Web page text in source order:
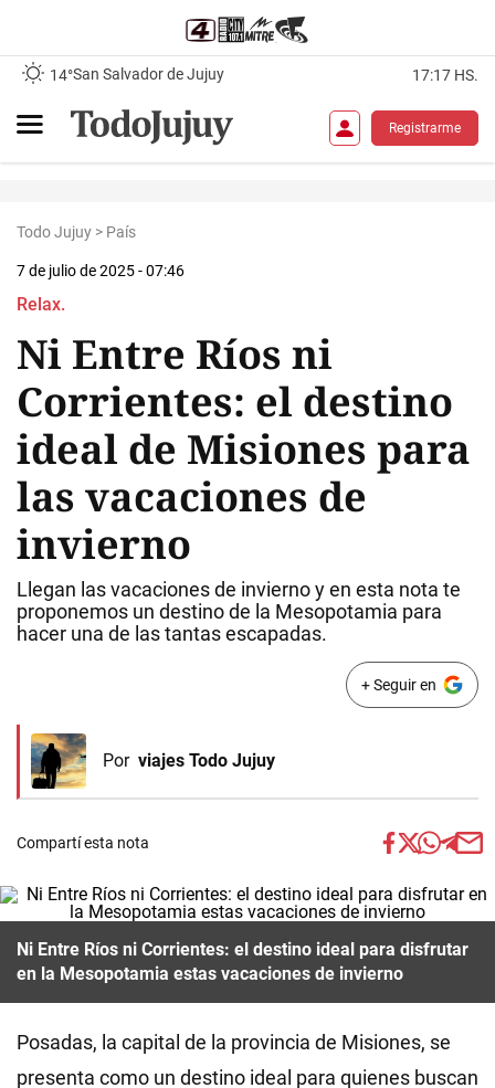
14°San Salvador de Jujuy 17:17 HS.
Registrarme
Todo Jujuy > País
7 de julio de 2025 - 07:46
Relax.
Ni Entre Ríos ni
Corrientes: el destino
ideal de Misiones para
las vacaciones de
invierno
Llegan las vacaciones de invierno y en esta nota te
proponemos un destino de la Mesopotamia para
hacer una de las tantas escapadas.
+ Seguir en
Por viajes Todo Jujuy
Compartí esta nota
Ni Entre Ríos ni Corrientes: el destino ideal para disfrutar
en la Mesopotamia estas vacaciones de invierno
Posadas, la capital de la provincia de Misiones, se
presenta como un destino ideal para quienes buscan